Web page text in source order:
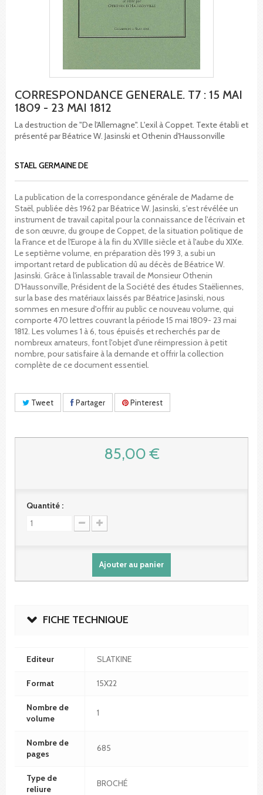
CORRESPONDANCE GENERALE. T7 : 15 MAI
1809 - 23 MAI 1812
La destruction de "De l'Allemagne". L'exil à Coppet. Texte établi et
présenté par Béatrice W. Jasinski et Othenin d'Haussonville
STAEL GERMAINE DE
La publication de la correspondance générale de Madame de
Staël, publiée dès 1962 par Béatrice W. Jasinski, s'est révélée un
instrument de travail capital pour la connaissance de l'écrivain et
de son œuvre, du groupe de Coppet, de la situation politique de
la France et de l'Europe à la fin du XVIIIe siècle et à l'aube du XIXe.
Le septième volume, en préparation dès 199 3, a subi un
important retard de publication dû au décès de Béatrice W.
Jasinski. Grâce à l'inlassable travail de Monsieur Othenin
D'Haussonville, Président de la Société des études Staëliennes,
sur la base des matériaux laissés par Béatrice Jasinski, nous
sommes en mesure d'offrir au public ce nouveau volume, qui
comporte 470 lettres couvrant la période 15 mai 1809- 23 mai
1812. Les volumes 1 à 6, tous épuisés et recherchés par de
nombreux amateurs, font l'objet d'une réimpression à petit
nombre, pour satisfaire à la demande et offrir la collection
complète de ce document essentiel.
Tweet Partager Pinterest
85,00 €
Quantité :
Ajouter au panier
FICHE TECHNIQUE
Editeur SLATKINE
Format 15X22
Nombre de
volume
1
Nombre de
pages
685
Type de
reliure
BROCHÉ